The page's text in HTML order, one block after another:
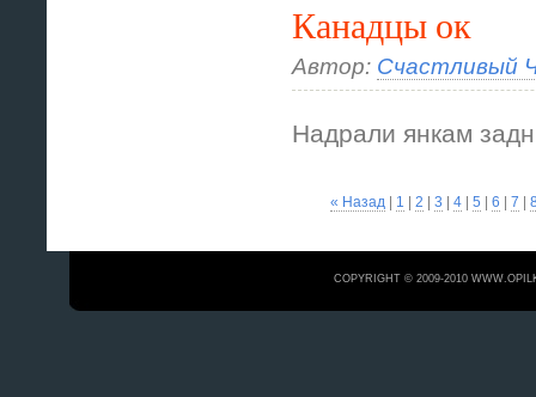
Канадцы ок
Автор: Счастливый
Надрали янкам
« Назад 1 |2 |3 |4 |5 |6 |7 |
COPYRIGHT © 2009-2010